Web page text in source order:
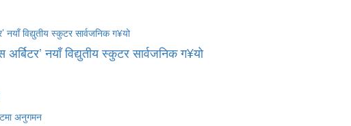
नयाँ विद्युतीय स्कुटर सार्वजनिक ग¥यो